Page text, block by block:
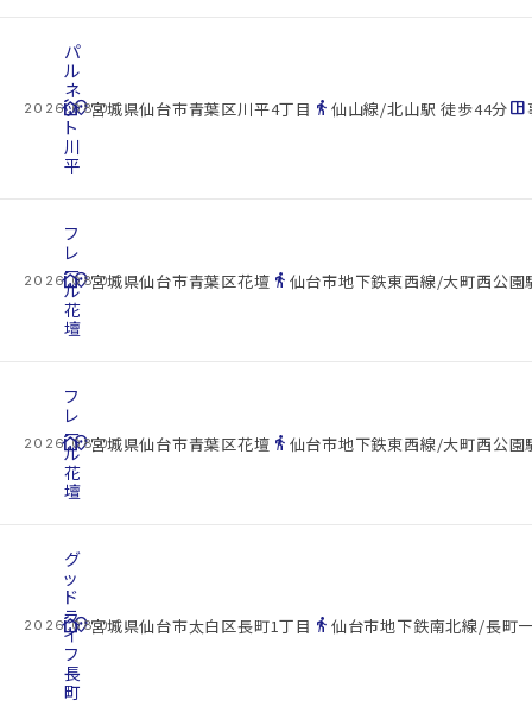
2026.08.07
cottage
パ
ル
ネ
ッ
ト
川
平
location_on宮城県仙台市青葉区川平4丁目 directions_walk 仙山線/北山駅 徒歩44分space_dashboard
2026.08.07
cottage
フ
レ
ー
ル
花
壇
location_on宮城県仙台市青葉区花壇 directions_walk 仙台市地下鉄東西線/大町西公園
2026.08.07
cottage
フ
レ
ー
ル
花
壇
location_on宮城県仙台市青葉区花壇 directions_walk 仙台市地下鉄東西線/大町西公園
2026.08.07
cottage
グ
ッ
ド
ラ
イ
フ
長
町
location_on宮城県仙台市太白区長町1丁目 directions_walk 仙台市地下鉄南北線/長町